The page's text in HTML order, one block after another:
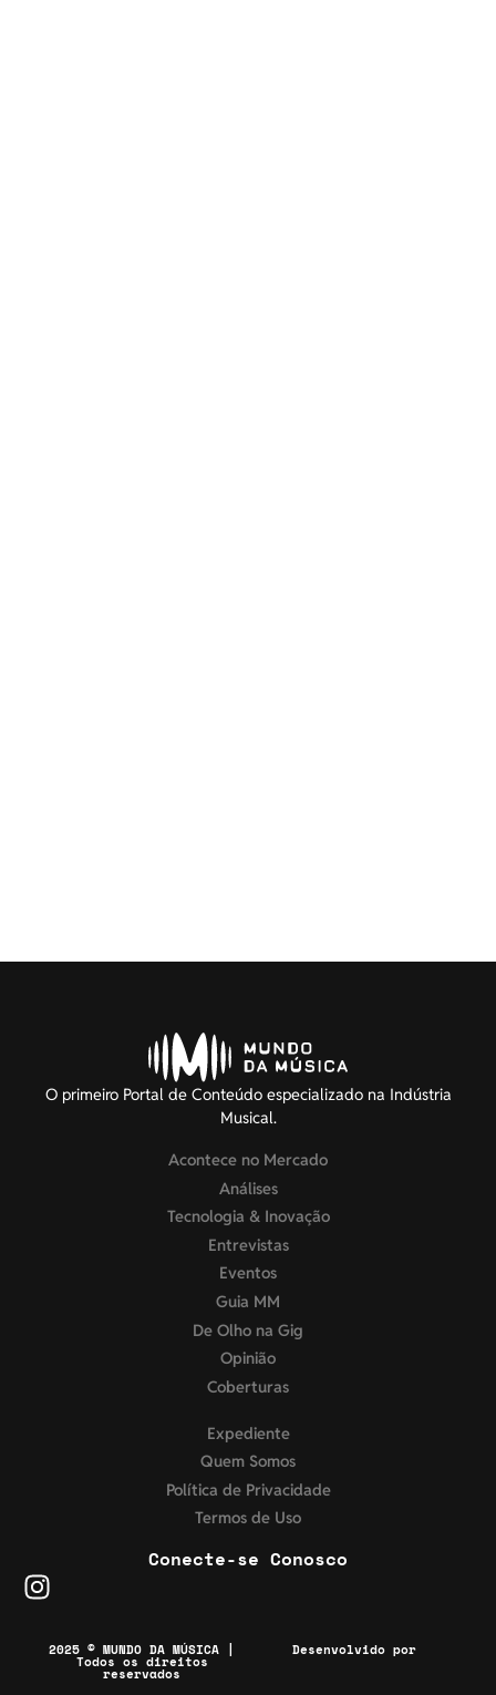
O primeiro Portal de Conteúdo especializado na Indústria
Musical.
Acontece no Mercado
Análises
Tecnologia & Inovação
Entrevistas
Eventos
Guia MM
De Olho na Gig
Opinião
Coberturas
Expediente
Quem Somos
Política de Privacidade
Termos de Uso
Conecte-se Conosco
2025 © MUNDO DA MÚSICA |
Todos os direitos
reservados
Desenvolvido por